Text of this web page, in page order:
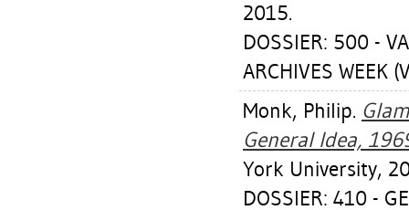
2015.
DOSSIER: 500 -
ARCHIVES WEEK
Monk, Philip.
General Idea,
York University,
DOSSIER: 410 -